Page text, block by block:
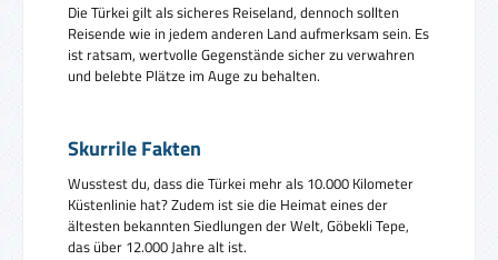
Die Türkei gilt als sicheres Reiseland, dennoch sollten
Reisende wie in jedem anderen Land aufmerksam sein. Es
ist ratsam, wertvolle Gegenstände sicher zu verwahren
und belebte Plätze im Auge zu behalten.
Skurrile Fakten
Wusstest du, dass die Türkei mehr als 10.000 Kilometer
Küstenlinie hat? Zudem ist sie die Heimat eines der
ältesten bekannten Siedlungen der Welt, Göbekli Tepe,
das über 12.000 Jahre alt ist.